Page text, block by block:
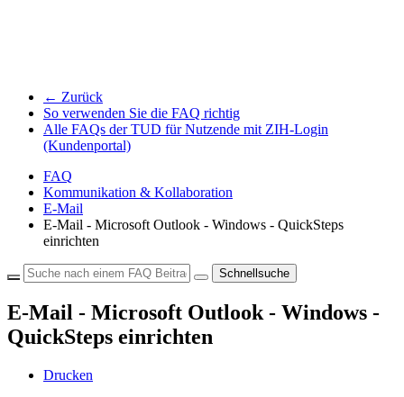
← Zurück
So verwenden Sie die FAQ richtig
Alle FAQs der TUD für Nutzende mit ZIH-Login
(Kundenportal)
FAQ
Kommunikation & Kollaboration
E-Mail
E-Mail - Microsoft Outlook - Windows - QuickSteps
einrichten
Schnellsuche
E-Mail - Microsoft Outlook - Windows -
QuickSteps einrichten
Drucken